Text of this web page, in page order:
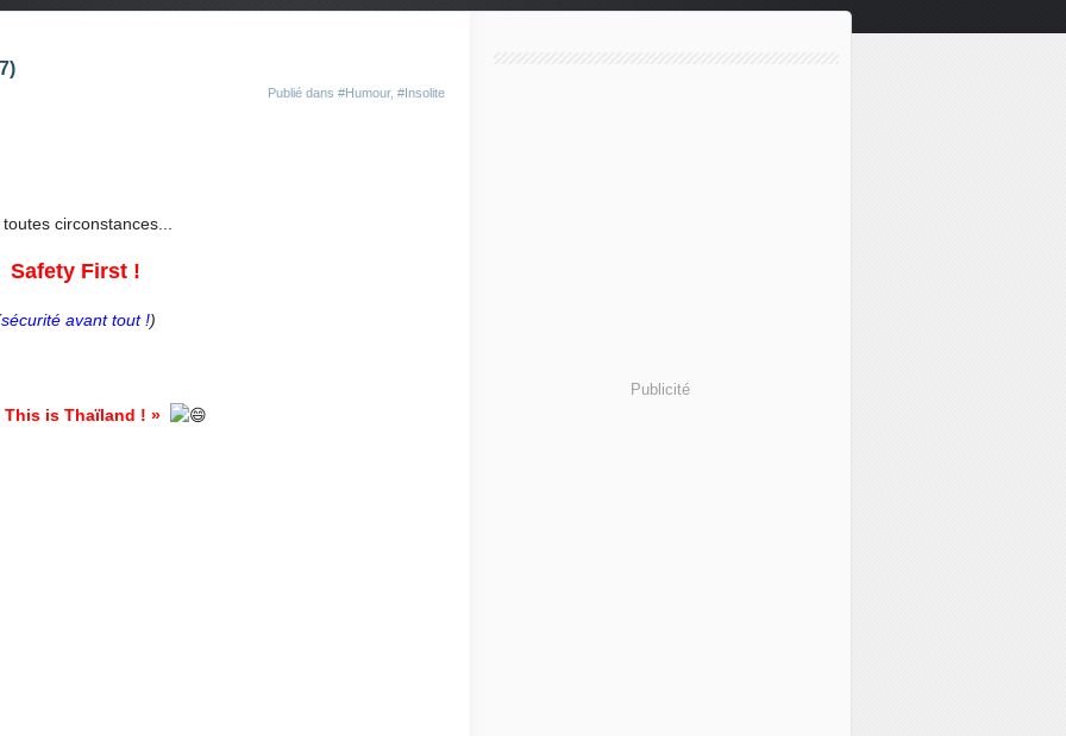
Publié dans #Humour, #Insolite
circonstances...
Safety First !
sécurité avant tout !)
This is Thaïland ! »
Publicité